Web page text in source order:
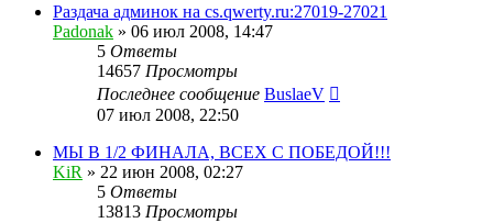
Раздача админок на cs.qwerty.ru:27019-27021
Padonak » 06 июл 2008, 14:47
5 Ответы
14657 Просмотры
Последнее сообщение BuslaeV
07 июл 2008, 22:50
МЫ В 1/2 ФИНАЛА, ВСЕХ С ПОБЕДОЙ!!!
KiR » 22 июн 2008, 02:27
5 Ответы
13813 Просмотры